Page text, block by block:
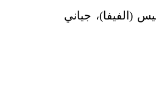
(الفيفا)، جياني